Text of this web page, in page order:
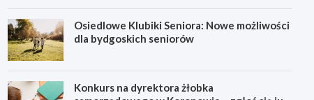
Osiedlowe Klubiki Seniora: Nowe możliwości
dla bydgoskich seniorów
Konkurs na dyrektora żłobka